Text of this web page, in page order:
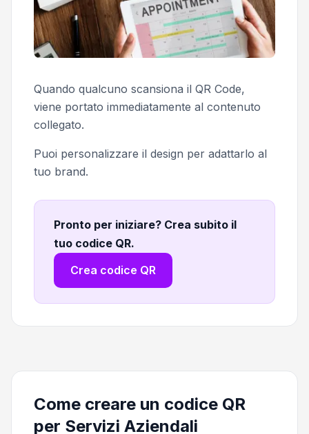
Quando qualcuno scansiona il QR Code,
viene portato immediatamente al contenuto
collegato.
Puoi personalizzare il design per adattarlo al
tuo brand.
Pronto per iniziare? Crea subito il
tuo codice QR.
Crea codice QR
Come creare un codice QR
per Servizi Aziendali